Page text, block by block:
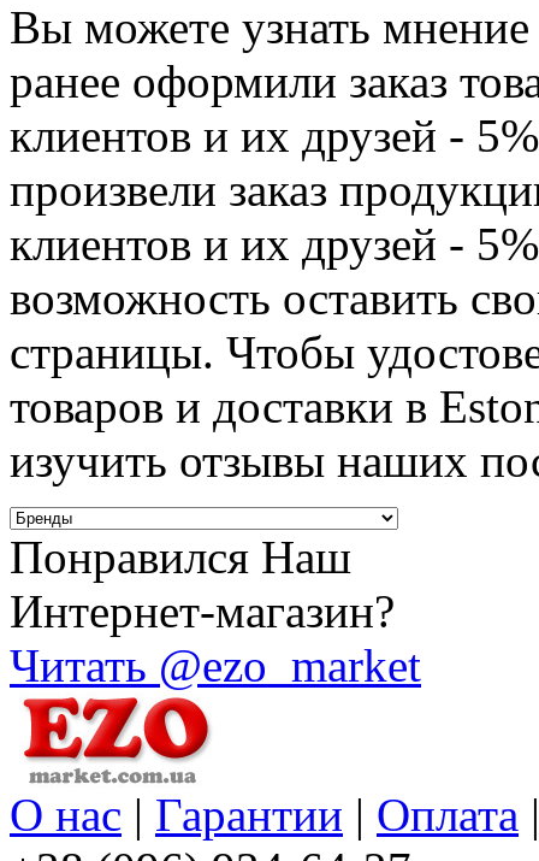
Вы можете узнать
ранее оформили заказ
клиентов и их друзей -
произвели заказ
клиентов и их друзей -
возможность оставить
страницы. Чтобы
товаров и доставки в
изучить отзывы наших
Понравился Наш
Интернет-магазин?
Читать @ezo_market
О нас | Гарантии | Оплата